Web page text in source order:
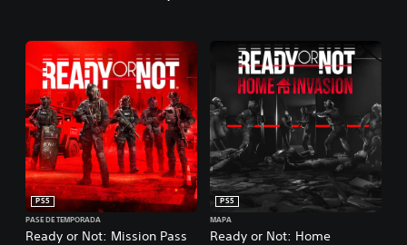
Ready or Not: Mission Pass
PS5
PASE DE TEMPORADA
Ready or Not: Home
PS5
MAPA